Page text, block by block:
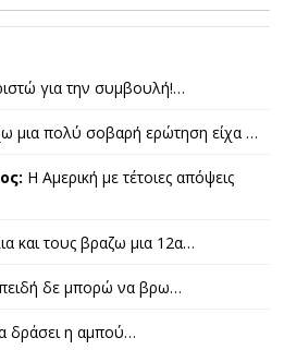
για την συμβουλή!…
μια πολύ σοβαρή ερώτηση είχα …
Η Αμερική με τέτοιες απόψεις
και τους βραζω μια 12α…
δε μπορώ να βρω…
δράσει η αμπού…